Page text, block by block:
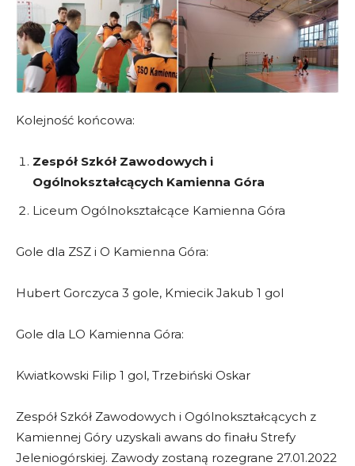
Kolejność końcowa:
Zespół Szkół Zawodowych i
Ogólnokształcących Kamienna Góra
Liceum Ogólnokształcące Kamienna Góra
Gole dla ZSZ i O Kamienna Góra:
Hubert Gorczyca 3 gole, Kmiecik Jakub 1 gol
Gole dla LO Kamienna Góra:
Kwiatkowski Filip 1 gol, Trzebiński Oskar
Zespół Szkół Zawodowych i Ogólnokształcących z
Kamiennej Góry uzyskali awans do finału Strefy
Jeleniogórskiej. Zawody zostaną rozegrane 27.01.2022